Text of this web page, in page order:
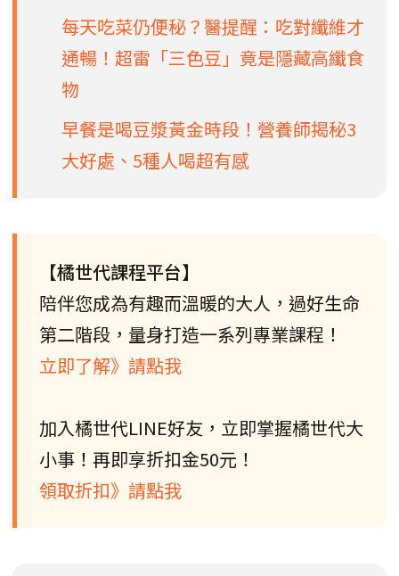
每天吃菜仍便秘？醫提醒：吃對纖維才
通暢！超雷「三色豆」竟是隱藏高纖食
物
早餐是喝豆漿黃金時段！營養師揭秘3
大好處、5種人喝超有感
【橘世代課程平台】
陪伴您成為有趣而溫暖的大人，過好生命
第二階段，量身打造一系列專業課程！
立即了解》請點我
加入橘世代LINE好友，立即掌握橘世代大
小事！再即享折扣金50元！
領取折扣》請點我